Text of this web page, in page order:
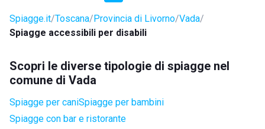
Spiagge.it Toscana Provincia di Livorno Vada
Spiagge accessibili per disabili
Scopri le diverse tipologie di spiagge nel
comune di Vada
Spiagge per caniSpiagge per bambini
Spiagge con bar e ristorante